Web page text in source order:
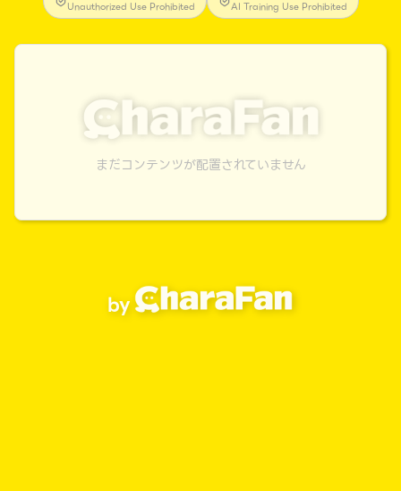
Unauthorized Use Prohibited AI Training Use Prohibited
まだコンテンツが配置されていません
by